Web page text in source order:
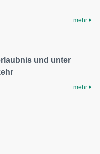
mehr
und unter
mehr